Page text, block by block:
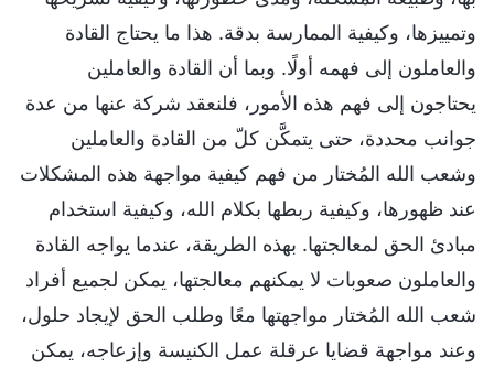
وتمييزها، وكيفية الممارسة بدقة. هذا ما يحتاج القادة
والعاملون إلى فهمه أولًا. وبما أن القادة والعاملين
يحتاجون إلى فهم هذه الأمور، فلنعقد شركة عنها من عدة
جوانب محددة، حتى يتمكَّن كلّ من القادة والعاملين
وشعب الله المُختار من فهم كيفية مواجهة هذه المشكلات
عند ظهورها، وكيفية ربطها بكلام الله، وكيفية استخدام
مبادئ الحق لمعالجتها. بهذه الطريقة، عندما يواجه القادة
والعاملون صعوبات لا يمكنهم معالجتها، يمكن لجميع أفراد
شعب الله المُختار مواجهتها معًا وطلب الحق لإيجاد حلول،
وعند مواجهة قضايا عرقلة عمل الكنيسة وإزعاجه، يمكن